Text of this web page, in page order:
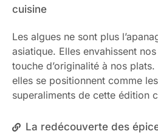
cuisine
Les algues ne sont plus
asiatique. Elles envahissent
touche d’originalité à nos
elles se positionnent comme
superaliments de cette édition
La redécouverte des